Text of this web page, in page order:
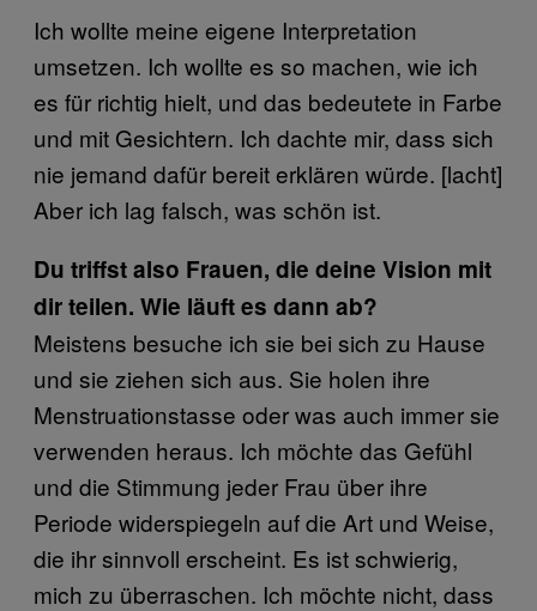
Ich wollte meine eigene Interpretation
umsetzen. Ich wollte es so machen, wie ich
es für richtig hielt, und das bedeutete in Farbe
und mit Gesichtern. Ich dachte mir, dass sich
nie jemand dafür bereit erklären würde. [lacht]
Aber ich lag falsch, was schön ist.
Du triffst also Frauen, die deine Vision mit
dir teilen. Wie läuft es dann ab?
Meistens besuche ich sie bei sich zu Hause
und sie ziehen sich aus. Sie holen ihre
Menstruationstasse oder was auch immer sie
verwenden heraus. Ich möchte das Gefühl
und die Stimmung jeder Frau über ihre
Periode widerspiegeln auf die Art und Weise,
die ihr sinnvoll erscheint. Es ist schwierig,
mich zu überraschen. Ich möchte nicht, dass